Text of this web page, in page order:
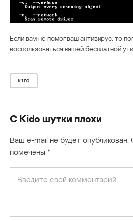
Если вам не помог ваш антивирус, то
воспользоваться нашей бесплатной
KIDO
С Kido шутки плохи
Ваш e-mail не будет опубликован.
помечены *